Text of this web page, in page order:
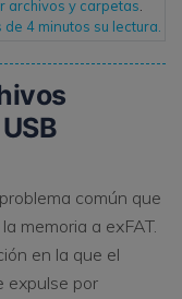
archivos y carpetas
de 4 minutos su lectura.
común que
memoria a exFAT.
en la que el
expulse por